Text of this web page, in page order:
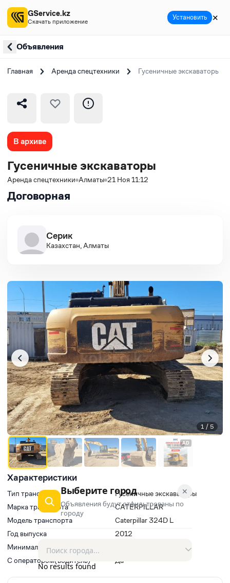
Объявления
Главная Аренда спецтехники Гусеничные экскаваторы
В архиве
Гусеничные экскаваторы
Аренда спецтехники Алматы 21 Ноя 11:12
Договорная
Серик
Казахстан, Алматы
Характеристики
Тип транспорта
Гусеничные экскаваторы
Марка транспорта
CATERPILLAR
Модель транспорта
Caterpillar 324D L
Год выпуска
2012
Минимальное время заказа, ч
С оператором(водитель)
Да
1 / 5
AD
GService.kz
Скачать приложение Установить ✕
✕
Выберите город
Объявления будут отфильтрованы по
городу
No results found